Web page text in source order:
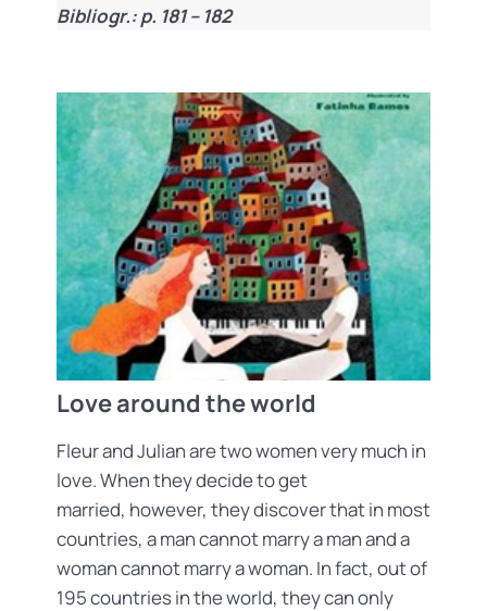
Bibliogr.: p. 181 – 182
Love around the world
Fleur and Julian are two women very much in
love. When they decide to get
married, however, they discover that in most
countries, a man cannot marry a man and a
woman cannot marry a woman. In fact, out of
195 countries in the world, they can only